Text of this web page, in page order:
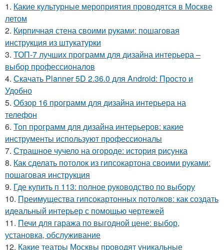
1. Какие культурные мероприятия проводятся в Москве
летом
2. Кирпичная стена своими руками: пошаговая
инструкция из штукатурки
3. ТОП-7 лучших программ для дизайна интерьера –
выбор профессионалов
4. Скачать Planner 5D 2.36.0 для Android: Просто и
Удобно
5. Обзор 16 программ для дизайна интерьера на
телефон
6. Топ программ для дизайна интерьеров: какие
инструменты используют профессионалы
7. Страшное чучело на огороде: история рисунка
8. Как сделать потолок из гипсокартона своими руками:
пошаговая инструкция
9. Где купить п 113: полное руководство по выбору
10. Преимущества гипсокартонных потолков: как создать
идеальный интерьер с помощью чертежей
11. Печи для гаража по выгодной цене: выбор,
установка, обслуживание
12. Какие театры Москвы проводят уникальные